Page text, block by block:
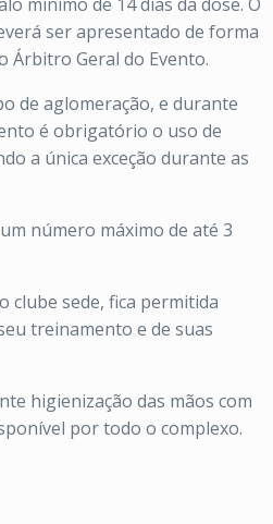
ser apresentado de forma
Árbitro Geral do Evento.
de aglomeração, e durante
é obrigatório o uso de
a única exceção durante as
número máximo de até 3
clube sede, fica permitida
treinamento e de suas
higienização das mãos com
por todo o complexo.